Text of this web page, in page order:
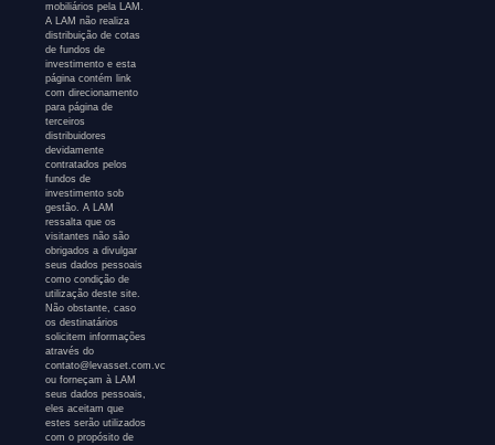
mobiliários pela LAM.
A LAM não realiza
distribuição de cotas
de fundos de
investimento e esta
página contém link
com direcionamento
para página de
terceiros
distribuidores
devidamente
contratados pelos
fundos de
investimento sob
gestão. A LAM
ressalta que os
visitantes não são
obrigados a divulgar
seus dados pessoais
como condição de
utilização deste site.
Não obstante, caso
os destinatários
solicitem informações
através do
contato@levasset.com.vc
ou forneçam à LAM
seus dados pessoais,
eles aceitam que
estes serão utilizados
com o propósito de